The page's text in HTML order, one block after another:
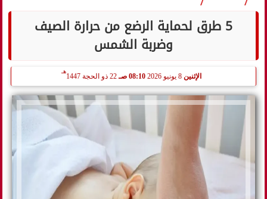
5 طرق لحماية الرضع من حرارة الصيف
وضربة الشمس
الإثنين 8 يونيو 2026 08:10 صـ 22 ذو الحجة 1447
هـ